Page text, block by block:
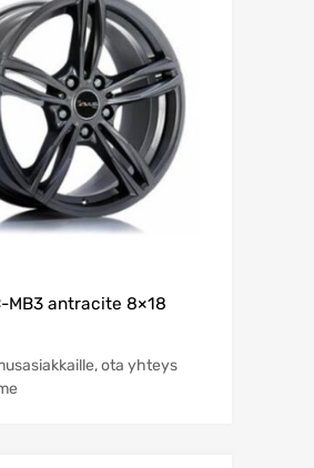
MB3 antracite 8×18
ota yhteys